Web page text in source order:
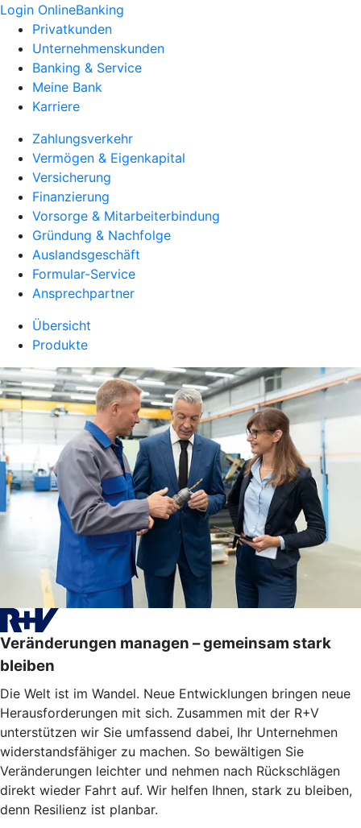
Login OnlineBanking
Privatkunden
Unternehmenskunden
Banking & Service
Meine Bank
Karriere
Zahlungsverkehr
Vermögen & Eigenkapital
Versicherung
Finanzierung
Vorsorge & Mitarbeiterbindung
Gründung & Nachfolge
Auslandsgeschäft
Formular-Service
Ansprechpartner
Übersicht
Produkte
Veränderungen managen – gemeinsam stark
bleiben
Die Welt ist im Wandel. Neue Entwicklungen bringen neue
Herausforderungen mit sich. Zusammen mit der R+V
unterstützen wir Sie umfassend dabei, Ihr Unternehmen
widerstandsfähiger zu machen. So bewältigen Sie
Veränderungen leichter und nehmen nach Rückschlägen
direkt wieder Fahrt auf. Wir helfen Ihnen, stark zu bleiben,
denn Resilienz ist planbar.